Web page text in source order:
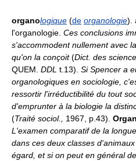
organologique (de organologie).
l'organologie. Ces conclusions
s'accommodent nullement avec
qu'on la conçoit(Dict. des
QUEM. DDL t.13). Si Spencer a
organologiques en sociologie,
ressortir l'irréductibilité du tout
d'emprunter à la biologie la
(Traité sociol., 1967, p.43).
L'examen comparatif de la
dans ces deux classes
égard, et si on peut en général